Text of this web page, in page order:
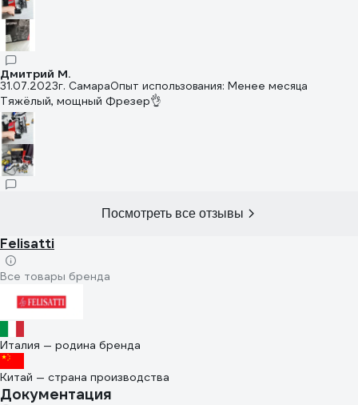
Дмитрий М.
31.07.2023г. СамараОпыт использования: Менее месяца
Тяжёлый, мощный Фрезер👌
Посмотреть все отзывы
Felisatti
Все товары бренда
Италия — родина бренда
Китай — страна производства
Документация